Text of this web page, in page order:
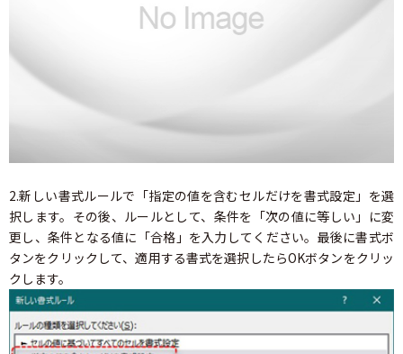
2.新しい書式ルールで「指定の値を含むセルだけを書式設定」を選
択します。その後、ルールとして、条件を「次の値に等しい」に変
更し、条件となる値に「合格」を入力してください。最後に書式ボ
タンをクリックして、適用する書式を選択したらOKボタンをクリッ
クします。